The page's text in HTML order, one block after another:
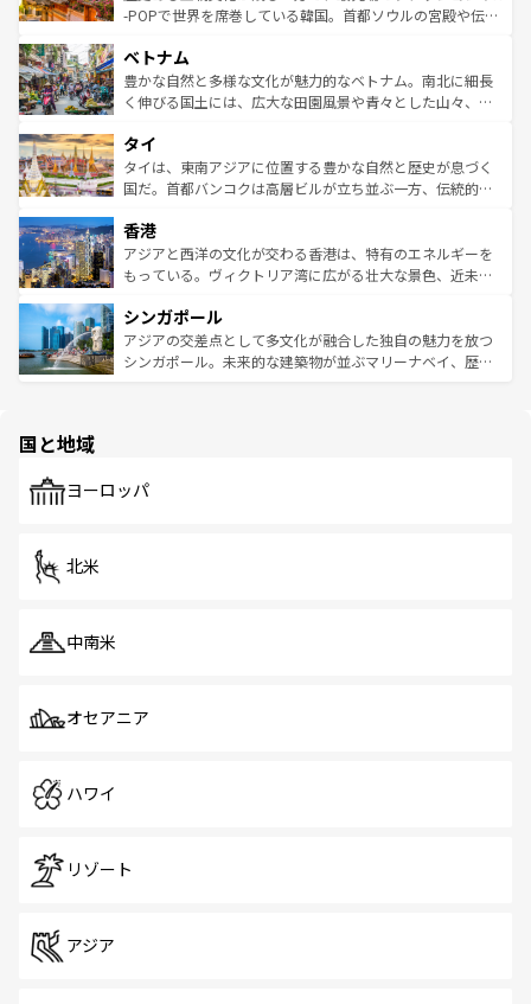
い。オーストラリアの多彩な魅力を存分に味わいつくそ
参照してほしい。
驚きをもたらしてくれる。また、奥深い台湾の食文化も魅
容にもいいと評判のスイーツなど、バラエティ豊かな料理
が味わえる。 なお、新着の台湾情報は コンテンツ一覧を参
照してほしい。
-POPで世界を席巻している韓国。首都ソウルの宮殿や伝統
き、地方に足を延ばせば四季折々の自然美を楽しむことが
できる。そして、キムチや焼肉、絶品のストリートフード
まで、さまざまな韓国料理が待っている。夜には、韓国な
リティに包まれながら、韓国の多彩な魅力を心ゆくまで味
わってみてほしい。 なお、新着の韓国情報はコンテンツ一
覧を参照してほしい。
ベトナム
豊かな自然と多様な文化が魅力的なベトナム。南北に細長
く伸びる国土には、広大な田園風景や青々とした山々、世
急速な発展と共に伝統が息づく。ハノイの古い町並みやホ
ーチミン市のフランス統治時代の建物も、独特の雰囲気を
醸し出している。また、バラエティの豊かさとおいしさで
とつ。フォーやバインミー、ベトナムコーヒーなどは、ぜ
ひ現地で味わいたい。どの地域を訪れてもあたたかい人々
が旅行者を迎えてくれるので、きっと忘れられない旅にな
参照してほしい。
タイ
タイは、東南アジアに位置する豊かな自然と歴史が息づく
国だ。首都バンコクは高層ビルが立ち並ぶ一方、伝統的な
の活気が交差している。北部ではチェンマイなどの山岳地
帯で自然と触れ合い、南部ではプーケットやクラビの美し
いビーチでリゾート気分を楽しむことができる。タイ料理
激する。気候は一年中温暖で、どの季節にも異なる楽しみ
が待っている。親しみやすいタイの人々、仏教を中心とし
た文化、そして多様な観光資源が、訪れる旅人を魅了し続
香港
アジアと西洋の文化が交わる香港は、特有のエネルギーを
もっている。ヴィクトリア湾に広がる壮大な景色、近未来
み、どこを訪れても感動するはず。観光スポットが密集し
ており、効率よく見どころを回れるのも魅力。息をのむよ
うな絶景から文化的な体験まで、香港を存分に楽しみ尽く
シンガポール
アジアの交差点として多文化が融合した独自の魅力を放つ
シンガポール。未来的な建築物が並ぶマリーナベイ、歴史
で、ホーカーズは地元の風情を楽しめる外せないスポット
国と地域
ヨーロッパ
北米
中南米
オセアニア
ハワイ
リゾート
アジア